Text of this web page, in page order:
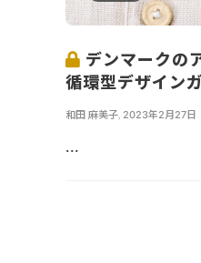
デンマークの
循環型デザイン
和田 麻美子, 2023年2月27日
...